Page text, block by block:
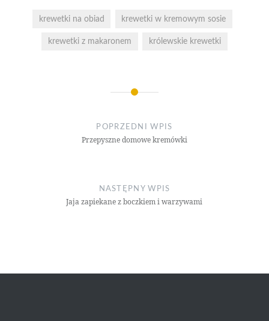
krewetki na obiad krewetki w kremowym sosie
krewetki z makaronem królewskie krewetki
POPRZEDNI WPIS
Przepyszne domowe kremówki
NASTĘPNY WPIS
Jaja zapiekane z boczkiem i warzywami